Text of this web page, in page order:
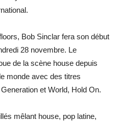
Bob Sinclar fera son début
28 novembre. Le
de la scène house depuis
monde avec des titres
et World, Hold On.
mêlant house, pop latine,